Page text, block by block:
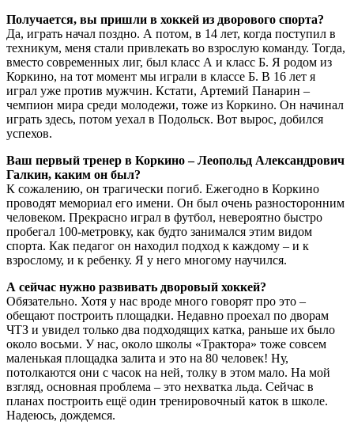
Получается, вы пришли в хоккей из дворового спорта?
Да, играть начал поздно. А потом, в 14 лет, когда поступил в
техникум, меня стали привлекать во взрослую команду. Тогда,
вместо современных лиг, был класс А и класс Б. Я родом из
Коркино, на тот момент мы играли в классе Б. В 16 лет я
играл уже против мужчин. Кстати, Артемий Панарин –
чемпион мира среди молодежи, тоже из Коркино. Он начинал
играть здесь, потом уехал в Подольск. Вот вырос, добился
успехов.
Ваш первый тренер в Коркино – Леопольд Александрович
Галкин, каким он был?
К сожалению, он трагически погиб. Ежегодно в Коркино
проводят мемориал его имени. Он был очень разносторонним
человеком. Прекрасно играл в футбол, невероятно быстро
пробегал 100-метровку, как будто занимался этим видом
спорта. Как педагог он находил подход к каждому – и к
взрослому, и к ребенку. Я у него многому научился.
А сейчас нужно развивать дворовый хоккей?
Обязательно. Хотя у нас вроде много говорят про это –
обещают построить площадки. Недавно проехал по дворам
ЧТЗ и увидел только два подходящих катка, раньше их было
около восьми. У нас, около школы «Трактора» тоже совсем
маленькая площадка залита и это на 80 человек! Ну,
потолкаются они с часок на ней, толку в этом мало. На мой
взгляд, основная проблема – это нехватка льда. Сейчас в
планах построить ещё один тренировочный каток в школе.
Надеюсь, дождемся.